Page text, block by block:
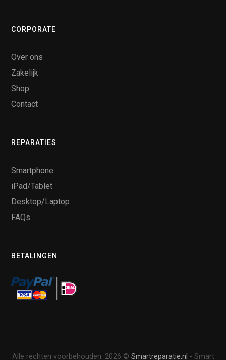
CORPORATE
Over ons
Zakelijk
Shop
Contact
REPARATIES
Smartphone
iPad/Tablet
Desktop/Laptop
FAQs
BETALINGEN
Alle rechten voorbehouden. 2026 © Smartreparatie.nl - Smart